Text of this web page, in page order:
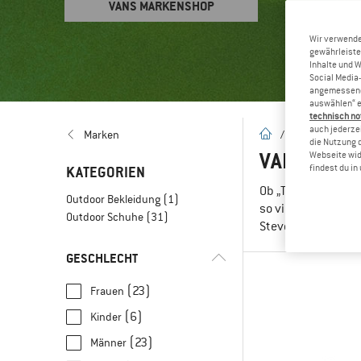
VANS MARKENSHOP
Marken
KATEGORIEN
Outdoor Bekleidung (1)
Outdoor Schuhe (31)
GESCHLECHT
Frauen (23)
Kinder (6)
Männer (23)
Startseite
/ Marken /
VANS –
Ob „The SK8-Hi“,
so viele
Steve Caballero
Wir
Inhalte und
Social
auswählen“
technisch
auch
die Nutzung
Webseite
findest du in